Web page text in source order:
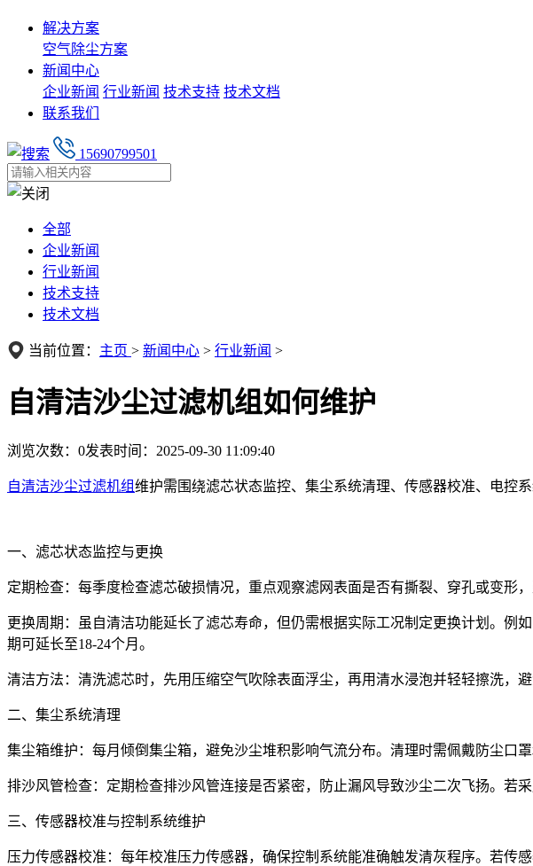
解决方案
空气除尘方案
新闻中心
企业新闻 行业新闻 技术支持 技术文档
联系我们
15690799501
全部
企业新闻
行业新闻
技术支持
技术文档
当前位置： 主页 > 新闻中心 > 行业新闻 >
自清洁沙尘过滤机组如何维护
浏览次数： 0发表时间：2025-09-30 11:09:40
自清洁沙尘过滤机组维护需围绕滤芯状态监控、集尘系统清理、传感器校准、电控
一、滤芯状态监控与更换
定期检查：每季度检查滤芯破损情况，重点观察滤网表面是否有撕裂、穿孔或变形
更换周期：虽自清洁功能延长了滤芯寿命，但仍需根据实际工况制定更换计划。例
期可延长至18-24个月。
清洁方法：清洗滤芯时，先用压缩空气吹除表面浮尘，再用清水浸泡并轻轻擦洗，
二、集尘系统清理
集尘箱维护：每月倾倒集尘箱，避免沙尘堆积影响气流分布。清理时需佩戴防尘口
排沙风管检查：定期检查排沙风管连接是否紧密，防止漏风导致沙尘二次飞扬。若
三、传感器校准与控制系统维护
压力传感器校准：每年校准压力传感器，确保控制系统能准确触发清灰程序。若传感